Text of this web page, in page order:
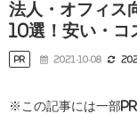
法人・オフィス
10選！安い・コ
PR 2021-10-08
※この記事には一部PR